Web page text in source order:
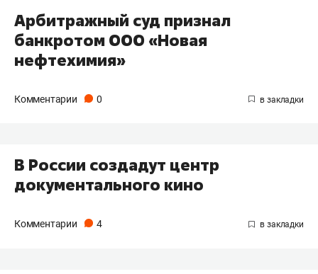
Арбитражный суд признал
банкротом ООО «Новая
нефтехимия»
Комментарии 0
В России создадут центр
документального кино
Комментарии 4